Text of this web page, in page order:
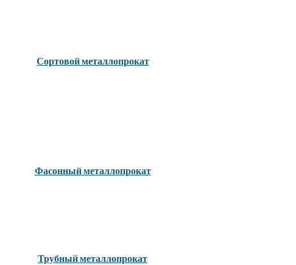
Сортовой металлопрокат
Фасонный металлопрокат
Трубный металлопрокат